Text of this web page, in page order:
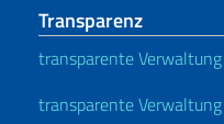
Transparenz
transparente
transparente